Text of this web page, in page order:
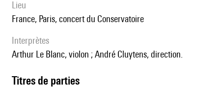
lieu
France, Paris, concert du Conservatoire
interprètes
Arthur Le Blanc, violon ; André Cluytens, direction.
Titres de parties